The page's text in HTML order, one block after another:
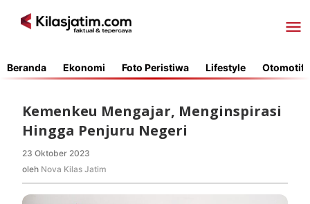
Beranda Ekonomi Foto Peristiwa Lifestyle Otomotif
Kemenkeu Mengajar, Menginspirasi
Hingga Penjuru Negeri
23 Oktober 2023
Nova
oleh Nova Kilas Jatim